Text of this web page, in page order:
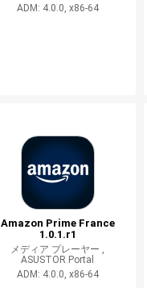
ADM: 4.0.0, x86-64
Amazon Prime France
1.0.1.r1
メディア プレーヤー ,
ASUSTOR Portal
ADM: 4.0.0, x86-64